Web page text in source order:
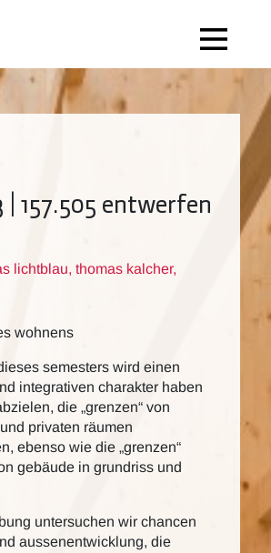
| 157.505 entwerfen
lichtblau, thomas kalcher,
wohnens
semesters wird einen
integrativen charakter haben
die „grenzen“ von
privaten räumen
ebenso wie die „grenzen“
gebäude in grundriss und
untersuchen wir chancen
aussenentwicklung, die